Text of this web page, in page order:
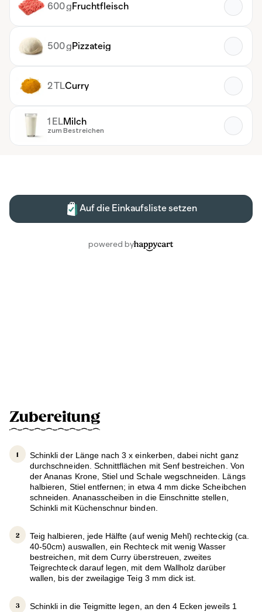
Zubereitung
Schinkli der Länge nach 3 x einkerben, dabei nicht ganz
durchschneiden. Schnittflächen mit Senf bestreichen. Von
der Ananas Krone, Stiel und Schale wegschneiden. Längs
halbieren, Stiel entfernen; in etwa 4 mm dicke Scheibchen
schneiden. Ananasscheiben in die Einschnitte stellen,
Schinkli mit Küchenschnur binden.
Teig halbieren, jede Hälfte (auf wenig Mehl) rechteckig (ca.
40-50cm) auswallen, ein Rechteck mit wenig Wasser
bestreichen, mit dem Curry überstreuen, zweites
Teigrechteck darauf legen, mit dem Wallholz darüber
wallen, bis der zweilagige Teig 3 mm dick ist.
Schinkli in die Teigmitte legen, an den 4 Ecken jeweils 1